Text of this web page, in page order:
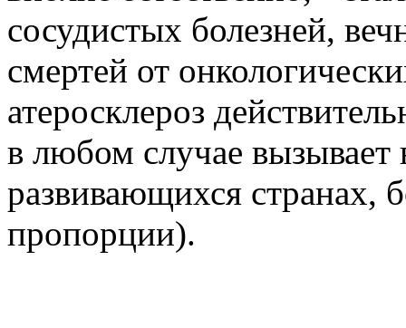
сосудистых болезней,
смертей от
атеросклероз
в любом случае
развивающихся странах,
пропорции).